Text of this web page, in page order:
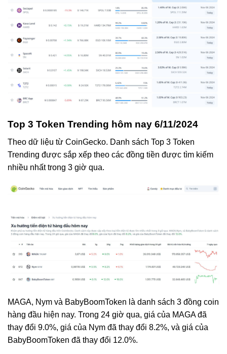
Top 3 Token Trending hôm nay 6/11/2024
Theo dữ liệu từ CoinGecko. Danh sách Top 3 Token
Trending được sắp xếp theo các đồng tiền được tìm kiếm
nhiều nhất trong 3 giờ qua.
MAGA, Nym và BabyBoomToken là danh sách 3 đồng coin
hàng đầu hiện nay. Trong 24 giờ qua, giá của MAGA đã
thay đổi 9.0%, giá của Nym đã thay đổi 8.2%, và giá của
BabyBoomToken đã thay đổi 12.0%.